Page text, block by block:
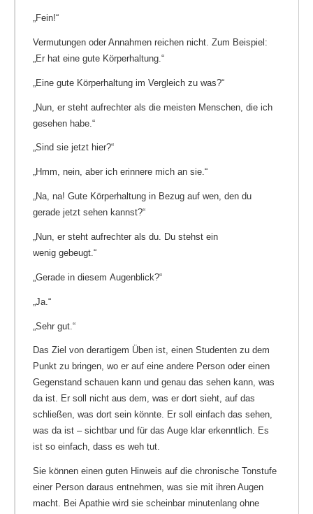
„Fein!“
Vermutungen oder Annahmen reichen nicht. Zum Beispiel:
„Er hat eine gute Körperhaltung.“
„Eine gute Körperhaltung im Vergleich zu was?“
„Nun, er steht aufrechter als die meisten Menschen, die ich
gesehen habe.“
„Sind sie jetzt hier?“
„Hmm, nein, aber ich erinnere mich an sie.“
„Na, na! Gute Körperhaltung in Bezug auf wen, den du
gerade jetzt sehen kannst?“
„Nun, er steht aufrechter als du. Du stehst ein
wenig gebeugt.“
„Gerade in diesem Augenblick?“
„Ja.“
„Sehr gut.“
Das Ziel von derartigem Üben ist, einen Studenten zu dem
Punkt zu bringen, wo er auf eine andere Person oder einen
Gegenstand schauen kann und genau das sehen kann, was
da ist. Er soll nicht aus dem, was er dort sieht, auf das
schließen, was dort sein könnte. Er soll einfach das sehen,
was da ist – sichtbar und für das Auge klar erkenntlich. Es
ist so einfach, dass es weh tut.
Sie können einen guten Hinweis auf die chronische Tonstufe
einer Person daraus entnehmen, was sie mit ihren Augen
macht. Bei Apathie wird sie scheinbar minutenlang ohne